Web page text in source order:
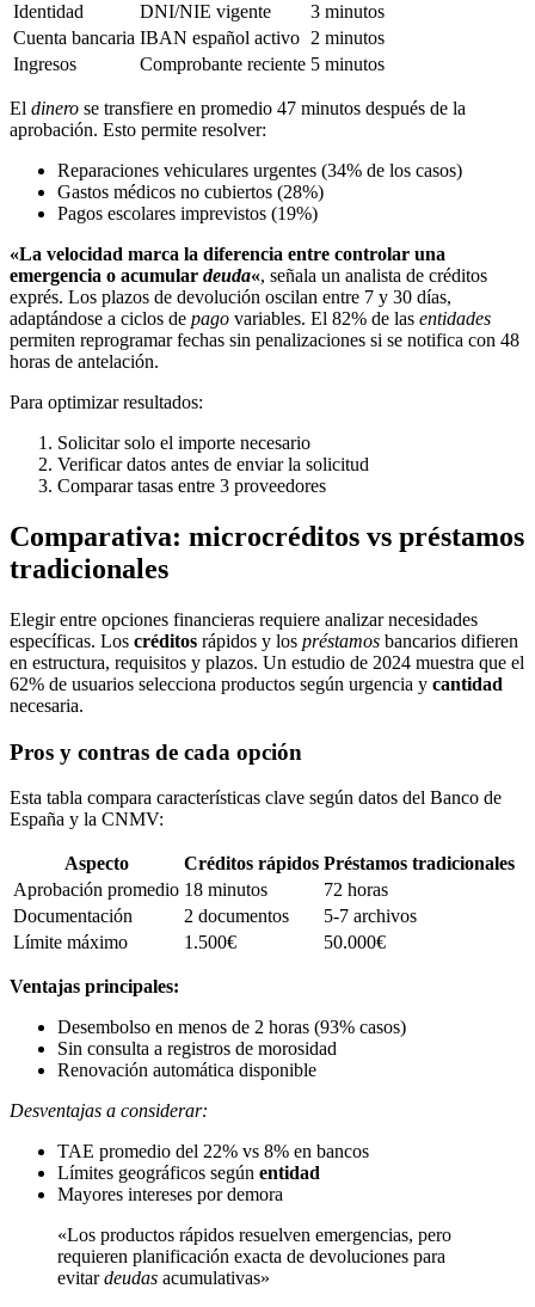
Identidad
DNI/NIE vigente
3 minutos
Cuenta bancaria IBAN español activo 2 minutos
Ingresos
Comprobante reciente 5 minutos
El dinero se transfiere en promedio 47 minutos después de la
aprobación. Esto permite resolver:
Reparaciones vehiculares urgentes (34% de los casos)
Gastos médicos no cubiertos (28%)
Pagos escolares imprevistos (19%)
«La velocidad marca la diferencia entre controlar una
emergencia o acumular deuda«, señala un analista de créditos
exprés. Los plazos de devolución oscilan entre 7 y 30 días,
adaptándose a ciclos de pago variables. El 82% de las entidades
permiten reprogramar fechas sin penalizaciones si se notifica con 48
horas de antelación.
Para optimizar resultados:
Solicitar solo el importe necesario
Verificar datos antes de enviar la solicitud
Comparar tasas entre 3 proveedores
Comparativa: microcréditos vs préstamos
tradicionales
Elegir entre opciones financieras requiere analizar necesidades
específicas. Los créditos rápidos y los préstamos bancarios difieren
en estructura, requisitos y plazos. Un estudio de 2024 muestra que el
62% de usuarios selecciona productos según urgencia y cantidad
necesaria.
Pros y contras de cada opción
Esta tabla compara características clave según datos del Banco de
España y la CNMV:
Aspecto Créditos rápidos Préstamos tradicionales
Aprobación promedio 18 minutos
72 horas
Documentación
2 documentos
5-7 archivos
Límite máximo
1.500€ 50.000€
Ventajas principales:
Desembolso en menos de 2 horas (93% casos)
Sin consulta a registros de morosidad
Renovación automática disponible
Desventajas a considerar:
TAE promedio del 22% vs 8% en bancos
Límites geográficos según entidad
Mayores intereses por demora
«Los productos rápidos resuelven emergencias, pero
requieren planificación exacta de devoluciones para
evitardeudas acumulativas»